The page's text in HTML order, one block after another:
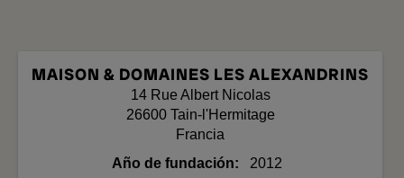
MAISON & DOMAINES LES ALEXANDRINS
14 Rue Albert Nicolas
26600 Tain-l'Hermitage
Francia
Año de fundación
2012